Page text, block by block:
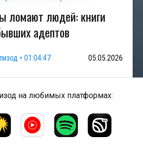
ломают людей: книги
адептов
• 01:04:47 05.05.2026
на любимых платформах: